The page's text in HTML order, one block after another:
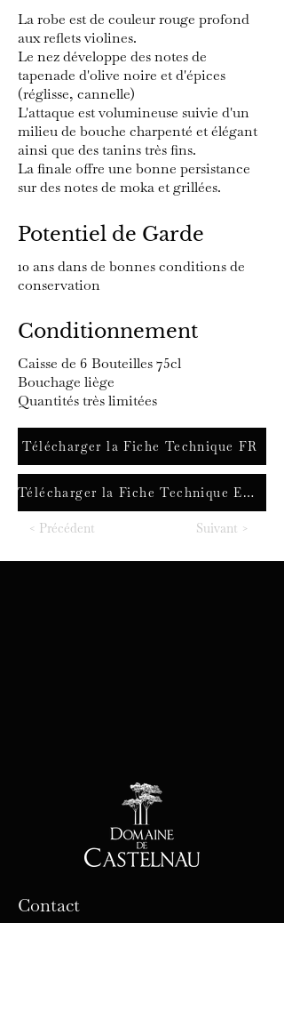
La robe est de couleur rouge profond
aux reflets violines.
Le nez développe des notes de
tapenade d'olive noire et d'épices
(réglisse, cannelle)
L'attaque est volumineuse suivie d'un
milieu de bouche charpenté et élégant
ainsi que des tanins très fins.
La finale offre une bonne persistance
sur des notes de moka et grillées.
Potentiel de Garde
10 ans dans de bonnes conditions de
conservation
Conditionnement
Caisse de 6 Bouteilles 75cl
Bouchage liège
Quantités très limitées
Télécharger la Fiche Technique FR
Télécharger la Fiche Technique ENG
< Précédent Suivant >
Contact